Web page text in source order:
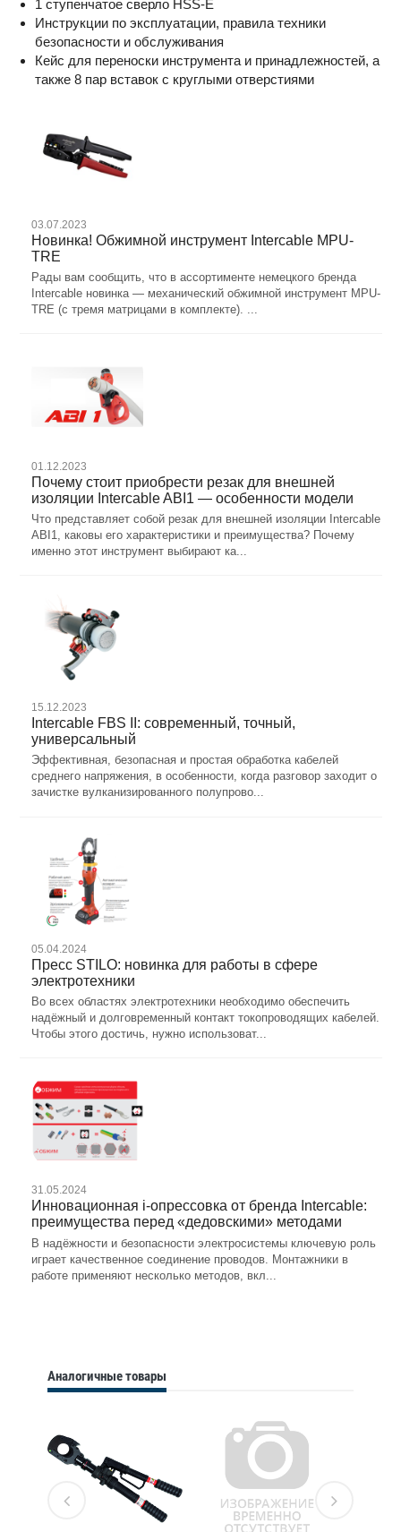
1 ступенчатое сверло HSS-E
Инструкции по эксплуатации, правила техники
безопасности и обслуживания
Кейс для переноски инструмента и принадлежностей, а
также 8 пар вставок с круглыми отверстиями
03.07.2023
Новинка! Обжимной инструмент Intercable MPU-
TRE
Рады вам сообщить, что в ассортименте немецкого бренда
Intercable новинка — механический обжимной инструмент MPU-
TRE (с тремя матрицами в комплекте). ...
01.12.2023
Почему стоит приобрести резак для внешней
изоляции Intercable ABI1 — особенности модели
Что представляет собой резак для внешней изоляции Intercable
ABI1, каковы его характеристики и преимущества? Почему
именно этот инструмент выбирают ка...
15.12.2023
Intercable FBS II: современный, точный,
универсальный
Эффективная, безопасная и простая обработка кабелей
среднего напряжения, в особенности, когда разговор заходит о
зачистке вулканизированного полупрово...
05.04.2024
Пресс STILO: новинка для работы в сфере
электротехники
Во всех областях электротехники необходимо обеспечить
надёжный и долговременный контакт токопроводящих кабелей.
Чтобы этого достичь, нужно использоват...
31.05.2024
Инновационная i-опрессовка от бренда Intercable:
преимущества перед «дедовскими» методами
В надёжности и безопасности электросистемы ключевую роль
играет качественное соединение проводов. Монтажники в
работе применяют несколько методов, вкл...
Аналогичные товары